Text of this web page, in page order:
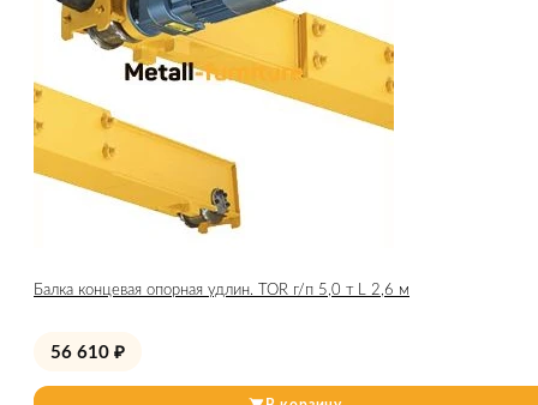
Балка концевая опорная удлин. TOR г/п 5,0 т L 2,6 м
56 610 ₽